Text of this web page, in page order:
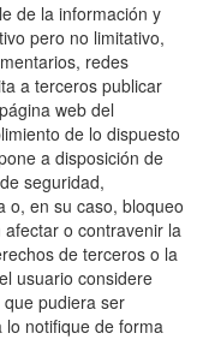
de la información y
pero no limitativo,
redes
a terceros publicar
web del
de lo dispuesto
a disposición de
seguridad,
o, en su caso, bloqueo
o contravenir la
de terceros o la
usuario considere
pudiera ser
lo notifique de forma